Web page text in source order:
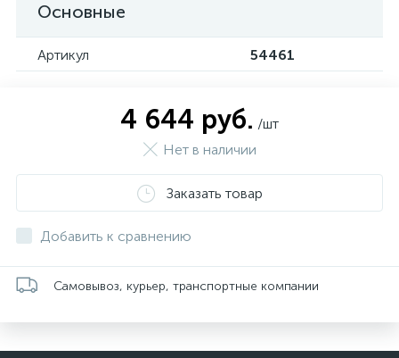
Основные
Артикул 54461
4 644 руб. /шт
Нет в наличии
Заказать товар
Добавить к сравнению
Самовывоз, курьер, транспортные компании